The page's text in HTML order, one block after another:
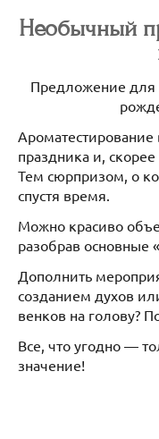
Необычный
Предложение для
праздника и,
Тем сюрпризом, о
спустя время.
Можно красиво
разобрав основные
Дополнить
созданием духов
венков на голову?
Все, что угодно —
значение!